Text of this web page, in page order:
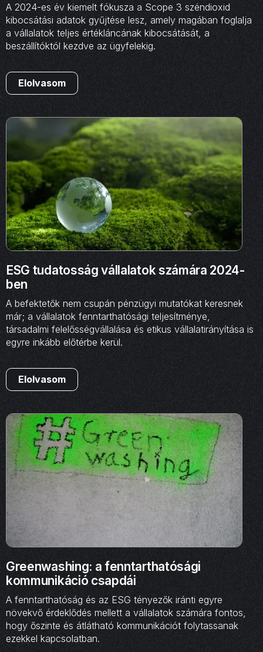
A 2024-es év kiemelt fókusza a Scope 3 széndioxid
kibocsátási adatok gyűjtése lesz, amely magában foglalja
a vállalatok teljes értékláncának kibocsátását, a
beszállítóktól kezdve az ügyfelekig.
Elolvasom
ESG tudatosság vállalatok számára 2024-
ben
A befektetők nem csupán pénzügyi mutatókat keresnek
már; a vállalatok fenntarthatósági teljesítménye,
társadalmi felelősségvállalása és etikus vállalatirányítása is
egyre inkább előtérbe kerül.
Elolvasom
Greenwashing: a fenntarthatósági
kommunikáció csapdái
A fenntarthatóság és az ESG tényezők iránti egyre
növekvő érdeklődés mellett a vállalatok számára fontos,
hogy őszinte és átlátható kommunikációt folytassanak
ezekkel kapcsolatban.